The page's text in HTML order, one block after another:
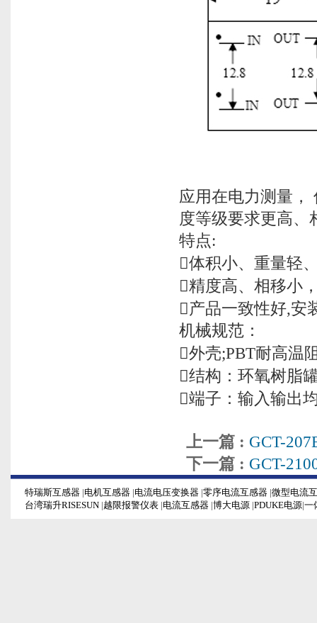
应用在电力测量，
度等级要求更高、
特点:
体积小、重量轻
精度高、相移小
产品一致性好,安
机械规范：
外壳;PBT耐高温
结构：环氧树脂
端子：输入输出
上一篇 : GCT-
下一篇 : GCT-
特瑞斯互感器 |电机互感器 |电流电压变换器 |零序电流互感器 |微型电流
台湾瑞升RISESUN |越限报警仪表 |电流互感器 |博大电源 |PDUKE电源|一